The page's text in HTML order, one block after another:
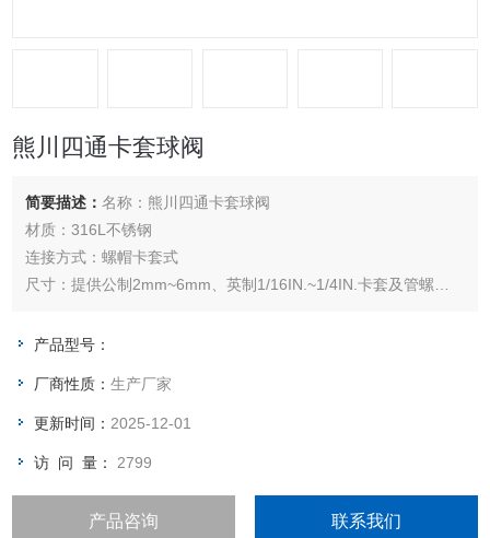
熊川四通卡套球阀
简要描述：名称：熊川四通卡套球阀
材质：316L不锈钢
连接方式：螺帽卡套式
尺寸：提供公制2mm~6mm、英制1/16IN.~1/4IN.卡套及管螺纹
工作温度：
低温补偿型工作温度-10℃~65℃
可用于面板安装
产品型号：
厂商性质：生产厂家
更新时间： 2025-12-01
访 问 量： 2799
产品咨询 联系我们